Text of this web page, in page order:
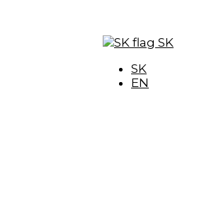
SK
SK
EN